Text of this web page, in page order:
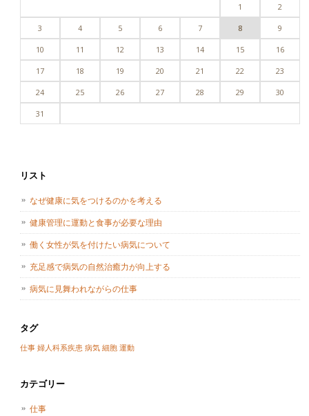
1 2
3 4 5 6 7 8 9
10 11 12 13 14 15 16
17 18 19 20 21 22 23
24 25 26 27 28 29 30
31
リスト
なぜ健康に気をつけるのかを考える
健康管理に運動と食事が必要な理由
働く女性が気を付けたい病気について
充足感で病気の自然治癒力が向上する
病気に見舞われながらの仕事
タグ
仕事 婦人科系疾患 病気 細胞 運動
カテゴリー
仕事